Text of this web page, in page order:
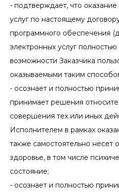
- подтверждает, что
услуг по настоящему
программного обеспечения
электронных услуг полностью
возможности Заказчика
оказываемыми таким
- осознает и полностью
принимает решения
совершения тех или иных
Исполнителем в рамках
также самостоятельно несет
здоровье, в том числе
состояние;
- осознает и полностью